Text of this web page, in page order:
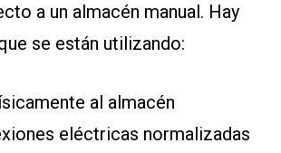
a un almacén manual. Hay
se están utilizando:
al almacén
eléctricas normalizadas